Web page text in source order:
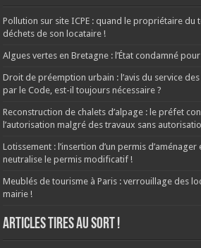
Pollution sur site ICPE : quand le propriétaire
déchets de son locataire !
Algues vertes en Bretagne : l’État condamné
Droit de préemption urbain : l’avis du service
par le Code, est-il toujours nécessaire ?
Reconstruction de chalets d’alpage : le préfet
l’autorisation malgré des travaux sans
Lotissement : l’insertion d’un permis
neutralise le permis modificatif !
Meublés de tourisme à Paris : verrouillage des
mairie !
ARTICLES TIRES AU SORT !